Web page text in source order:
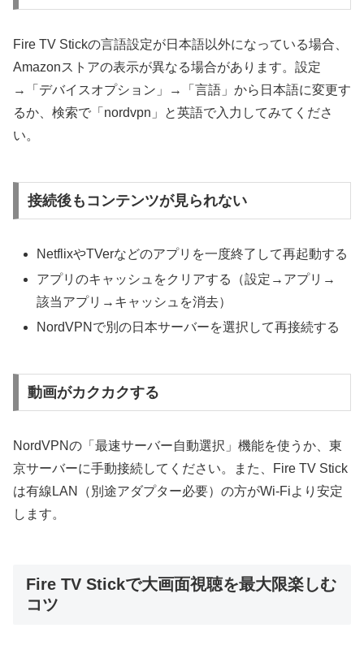
Fire TV Stickの言語設定が日本語以外になっている場合、
Amazonストアの表示が異なる場合があります。設定
→「デバイスオプション」→「言語」から日本語に変更す
るか、検索で「nordvpn」と英語で入力してみてくださ
い。
接続後もコンテンツが見られない
NetflixやTVerなどのアプリを一度終了して再起動する
アプリのキャッシュをクリアする（設定→アプリ→
該当アプリ→キャッシュを消去）
NordVPNで別の日本サーバーを選択して再接続する
動画がカクカクする
NordVPNの「最速サーバー自動選択」機能を使うか、東
京サーバーに手動接続してください。また、Fire TV Stick
は有線LAN（別途アダプター必要）の方がWi-Fiより安定
します。
Fire TV Stickで大画面視聴を最大限楽しむ
コツ